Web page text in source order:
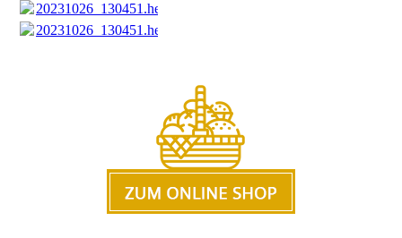
20231026_130451.heic
20231026_130451.heic